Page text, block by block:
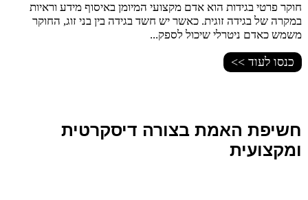
חוקר פרטי בגידות הוא אדם מקצועי המיומן באיסוף מידע וראיות
במקרה של בגידה זוגית. כאשר יש חשד בגידה בין בני זוג, החוקר
משמש כאדם ניטרלי שיכול לספק...
כנסו לעוד >>
חשיפת האמת בצורה דיסקרטית
ומקצועית